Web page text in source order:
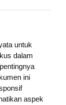
untuk
dalam
ini
aspek